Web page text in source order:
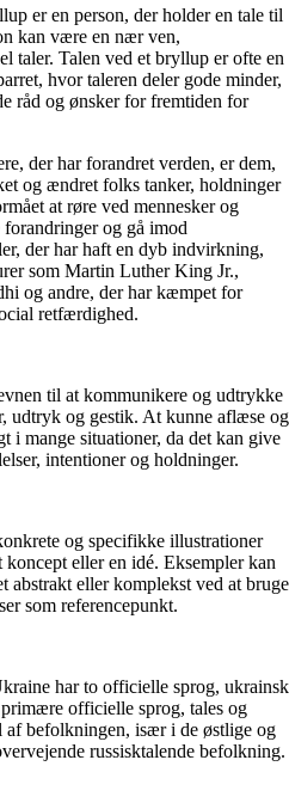
er en person, der holder en tale til
kan være en nær ven,
taler. Talen ved et bryllup er ofte en
hvor taleren deler gode minder,
råd og ønsker for fremtiden for
der har forandret verden, er dem,
og ændret folks tanker, holdninger
at røre ved mennesker og
og gå imod
der har haft en dyb indvirkning,
som Martin Luther King Jr.,
og andre, der har kæmpet for
retfærdighed.
til at kommunikere og udtrykke
udtryk og gestik. At kunne aflæse og
i mange situationer, da det kan give
intentioner og holdninger.
og specifikke illustrationer
eller en idé. Eksempler kan
eller komplekst ved at bruge
som referencepunkt.
har to officielle sprog, ukrainsk
officielle sprog, tales og
af befolkningen, især i de østlige og
russisktalende befolkning.